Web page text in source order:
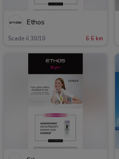
Ethos
Scade il 30/10 6.6 km